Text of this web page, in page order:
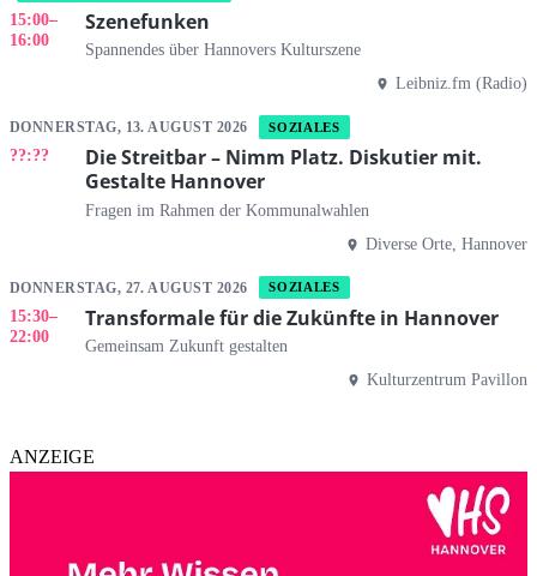
15:00–
16:00
Szenefunken
Spannendes über Hannovers Kulturszene
Leibniz.fm (Radio)
DONNERSTAG, 13. AUGUST 2026 SOZIALES
??:??
Die Streitbar – Nimm Platz. Diskutier mit.
Gestalte Hannover
Fragen im Rahmen der Kommunalwahlen
Diverse Orte, Hannover
DONNERSTAG, 27. AUGUST 2026 SOZIALES
15:30–
22:00
Transformale für die Zukünfte in Hannover
Gemeinsam Zukunft gestalten
Kulturzentrum Pavillon
ANZEIGE